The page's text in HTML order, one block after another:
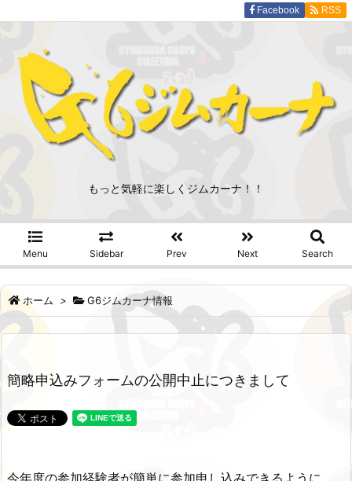
もっと気軽に楽しくジムカーナ！！
Menu Sidebar Prev Next Search
Facebook RSS
ホーム > G6ジムカーナ情報
簡略申込みフォームの公開中止につきまして
今年度の参加経験者が簡単に参加申し込みできるように